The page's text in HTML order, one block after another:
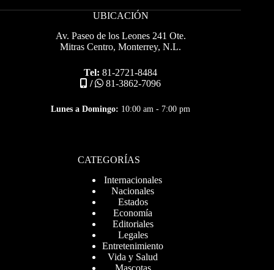
UBICACIÓN
Av. Paseo de los Leones 241 Ote.
Mitras Centro, Monterrey, N.L.
Tel: 81-2721-8484
/
81-3862-7096
Lunes a Domingo: 10:00 am - 7:00 pm
CATEGORÍAS
Internacionales
Nacionales
Estados
Economía
Editoriales
Legales
Entretenimiento
Vida y Salud
Mascotas